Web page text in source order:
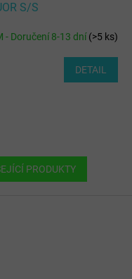
S/S
- Doručení 8-13 dní(>5 ks)
DETAIL
PRODUKTY